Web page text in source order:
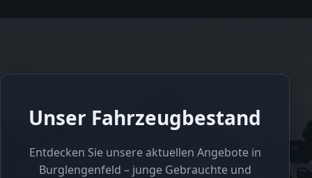
Unser Fahrzeugbestand
Entdecken Sie unsere aktuellen Angebote in
Burglengenfeld – junge Gebrauchte und